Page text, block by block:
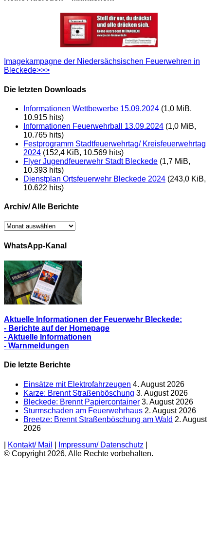
Imagekampagne der Niedersächsischen Feuerwehren in
Bleckede>>>
Die letzten Downloads
Informationen Wettbewerbe 15.09.2024 (1,0 MiB,
10.915 hits)
Informationen Feuerwehrball 13.09.2024 (1,0 MiB,
10.765 hits)
Festprogramm Stadtfeuerwehrtag/ Kreisfeuerwehrtag
2024 (152,4 KiB, 10.569 hits)
Flyer Jugendfeuerwehr Stadt Bleckede (1,7 MiB,
10.393 hits)
Dienstplan Ortsfeuerwehr Bleckede 2024 (243,0 KiB,
10.622 hits)
Archiv/ Alle Berichte
Archiv/
Berichte
WhatsApp-Kanal
Aktuelle Informationen der Feuerwehr Bleckede:
- Berichte auf der Homepage
- Aktuelle Informationen
- Warnmeldungen
Die letzte Berichte
Einsätze mit Elektrofahrzeugen 4. August 2026
Karze: Brennt Straßenböschung 3. August 2026
Bleckede: Brennt Papiercontainer 3. August 2026
Sturmschaden am Feuerwehrhaus 2. August 2026
Breetze: Brennt Straßenböschung am Wald 2. August
2026
Kontakt/ Mail Impressum/ Datenschutz
© Copyright 2026, Alle Rechte vorbehalten.